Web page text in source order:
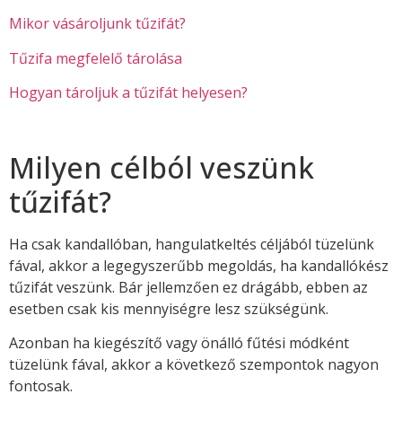
Mikor vásároljunk tűzifát?
Tűzifa megfelelő tárolása
Hogyan tároljuk a tűzifát helyesen?
Milyen célból veszünk
tűzifát?
Ha csak kandallóban, hangulatkeltés céljából tüzelünk
fával, akkor a legegyszerűbb megoldás, ha kandallókész
tűzifát veszünk. Bár jellemzően ez drágább, ebben az
esetben csak kis mennyiségre lesz szükségünk.
Azonban ha kiegészítő vagy önálló fűtési módként
tüzelünk fával, akkor a következő szempontok nagyon
fontosak.